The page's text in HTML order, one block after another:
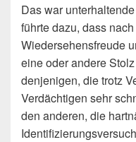
Das war
führte dazu, dass
Wiedersehensfreude
eine oder andere
denjenigen, die trotz
Verdächtigen sehr
den anderen, die